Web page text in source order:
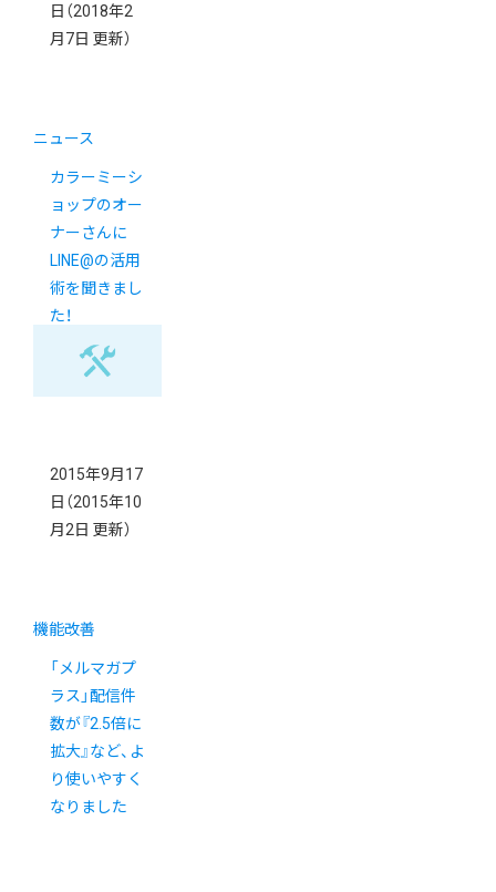
日 （2018年2
月7日 更新）
ニュース
カラーミーシ
ョップのオー
ナーさんに
LINE@の活用
術を聞きまし
た！
2015年9月17
日 （2015年10
月2日 更新）
機能改善
「メルマガプ
ラス」配信件
数が『2.5倍に
拡大』など、よ
り使いやすく
なりました